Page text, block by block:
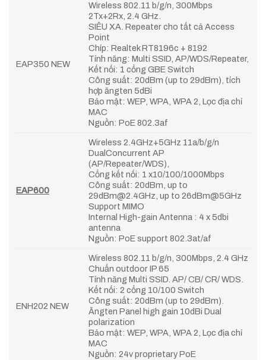
EAP350 NEW
Wireless 802.11 b/g/n, 300Mbps
2Tx+2Rx, 2.4 GHz.
SIÊU XA. Repeater cho tất cả Access
Point
Chíp: Realtek RT8196c + 8192
Tính năng: Multi SSID, AP/WDS/Repeater,
Kết nối: 1 cổng GBE Switch
Công suất: 20dBm (up to 29dBm), tích
hợp ăngten 5dBi
Bảo mật: WEP, WPA, WPA 2, Lọc địa chỉ
MAC
Nguồn: PoE 802.3af
EAP600
Wireless 2.4GHz+5GHz 11a/b/g/n
DualConcurrent AP
(AP/Repeater/WDS),
Cổng kết nối: 1 x10/100/1000Mbps
Công suất: 20dBm, up to
29dBm@2.4GHz, up to 26dBm@5GHz
Support MIMO
Internal High-gain Antenna : 4 x 5dbi
antenna
Nguồn: PoE support 802.3at/af
ENH202 NEW
Wireless 802.11 b/g/n, 300Mbps, 2.4 GHz
Chuẩn outdoor IP 65
Tính năng Multi SSID. AP/ CB/ CR/ WDS.
Kết nối: 2 cổng 10/100 Switch
Công suất: 20dBm (up to 29dBm).
Ăngten Panel high gain 10dBi Dual
polarization
Bảo mật: WEP, WPA, WPA 2, Lọc địa chỉ
MAC
Nguồn: 24v proprietary PoE